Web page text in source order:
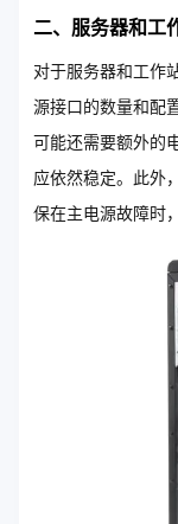
二、服务器和工
对于服务器和工作
源接口的数量和配
可能还需要额外的
应依然稳定。此外
保在主电源故障时